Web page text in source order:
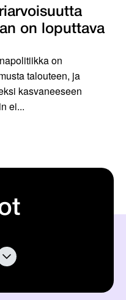
on loputtava
on
talouteen, ja
kasvaneeseen
ei...